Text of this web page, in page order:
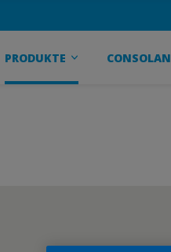
PRODUKTE CONSOLAN